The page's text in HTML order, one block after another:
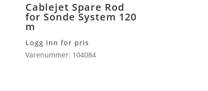
Cablejet Spare Rod
for Sonde System 120
m
Logg inn for pris
Varenummer: 104084